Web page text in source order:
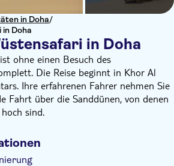
in Doha/
Doha
in Doha
ohne einen Besuch des
Die Reise beginnt in Khor Al
Ihre erfahrenen Fahrer nehmen Sie
Fahrt über die Sanddünen, von denen
sind.
Zwischenstopp für ein Fotoshooting,
Meeresbrise und bewundern Sie die
die Sie umgibt.